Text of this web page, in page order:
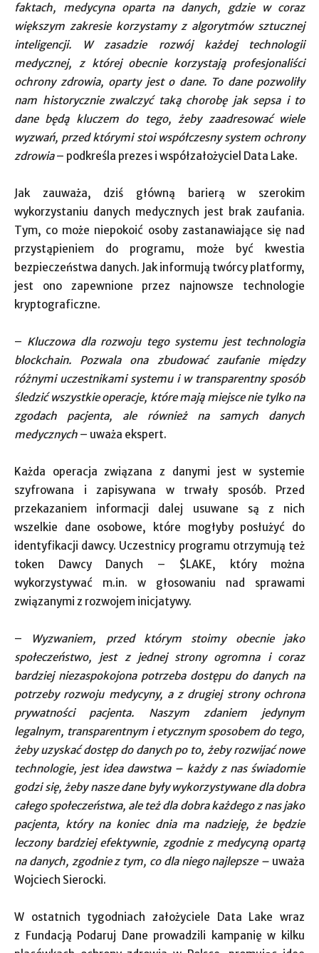
faktach, medycyna oparta na danych, gdzie w coraz
większym zakresie korzystamy z algorytmów sztucznej
inteligencji. W zasadzie rozwój każdej technologii
medycznej, z której obecnie korzystają profesjonaliści
ochrony zdrowia, oparty jest o dane. To dane pozwoliły
nam historycznie zwalczyć taką chorobę jak sepsa i to
dane będą kluczem do tego, żeby zaadresować wiele
wyzwań, przed którymi stoi współczesny system ochrony
zdrowia– podkreśla prezes i współzałożyciel Data Lake.
Jak zauważa, dziś główną barierą w szerokim
wykorzystaniu danych medycznych jest brak zaufania.
Tym, co może niepokoić osoby zastanawiające się nad
przystąpieniem do programu, może być kwestia
bezpieczeństwa danych. Jak informują twórcy platformy,
jest ono zapewnione przez najnowsze technologie
kryptograficzne.
– Kluczowa dla rozwoju tego systemu jest technologia
blockchain. Pozwala ona zbudować zaufanie między
różnymi uczestnikami systemu i w transparentny sposób
śledzić wszystkie operacje, które mają miejsce nie tylko na
zgodach pacjenta, ale również na samych danych
medycznych – uważa ekspert.
Każda operacja związana z danymi jest w systemie
szyfrowana i zapisywana w trwały sposób. Przed
przekazaniem informacji dalej usuwane są z nich
wszelkie dane osobowe, które mogłyby posłużyć do
identyfikacji dawcy. Uczestnicy programu otrzymują też
token Dawcy Danych – $LAKE, który można
wykorzystywać m.in. w głosowaniu nad sprawami
związanymi z rozwojem inicjatywy.
–
Wyzwaniem, przed którym stoimy obecnie jako
społeczeństwo, jest z jednej strony ogromna i coraz
bardziej niezaspokojona potrzeba dostępu do danych na
potrzeby rozwoju medycyny, a z drugiej strony ochrona
prywatności pacjenta. Naszym zdaniem jedynym
legalnym, transparentnym i etycznym sposobem do tego,
żeby uzyskać dostęp do danych po to, żeby rozwijać nowe
technologie, jest idea dawstwa – każdy z nas świadomie
godzi się, żeby nasze dane były wykorzystywane dla dobra
całego społeczeństwa, ale też dla dobra każdego z nas jako
pacjenta, który na koniec dnia ma nadzieję, że będzie
leczony bardziej efektywnie, zgodnie z medycyną opartą
na danych, zgodnie z tym, co dla niego najlepsze – uważa
Wojciech Sierocki.
W ostatnich tygodniach założyciele Data Lake wraz
z Fundacją Podaruj Dane prowadzili kampanię w kilku